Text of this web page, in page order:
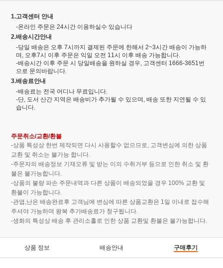
1.고객센터 안내
-온라인 주문은 24시간 이용하실수 있습니다
2.배송시간안내
-당일 배송은 오후 7시까지 결제된 주문에 한해서 2~3시간 배송이 가능하
며, 오후7시 이후 주문은 익일 오전 11시 이후 배송 가능합니다.
-배송시간 이후 주문 시 당일배송을 원하실 경우, 고객센터 1666-3651번
으로 문의바랍니다.
3.배송료안내
-배송료는 전국 어디나 무료입니다.
-단, 도서 산간 지역은 배송비가 추가될 수 있으며, 배송 또한 지연될 수 있
습니다.
주문취소/교환/환불
-상품 특성상 한번 제작되면 다시 사용할수 없으므로, 고객변심에 의한 상품
교환 및 취소는 불가능 합니다.
-주문자의 배송정보 기재오류 및 받는 이의 수취거부 등으로 인한 취소 및 환
불은 불가능합니다.
-상품의 불량 파손 주문내역과 다른 상품이 배송되었을 경우 100% 교환 및
환불이 가능합니다.
-관엽,난은 배송완료후 고객님에 변심에 따른 상품교환은 1일 이내로 접수해
주셔야 가능하며 왕복 추가배송료가 청구됩니다.
-생화의 특성상 배송 후 관리소홀로 인한 상품 교환및 환불은 불가능합니다.
상품 정보 배송안내 구매후기